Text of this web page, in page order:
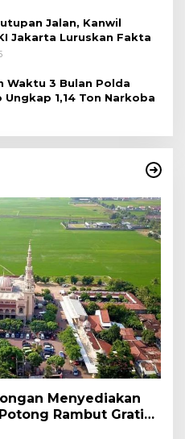
Jalan, Kanwil
Jakarta Luruskan Fakta
Waktu 3 Bulan Polda
1,14 Ton Narkoba
Menyediakan
Rambut Gratis